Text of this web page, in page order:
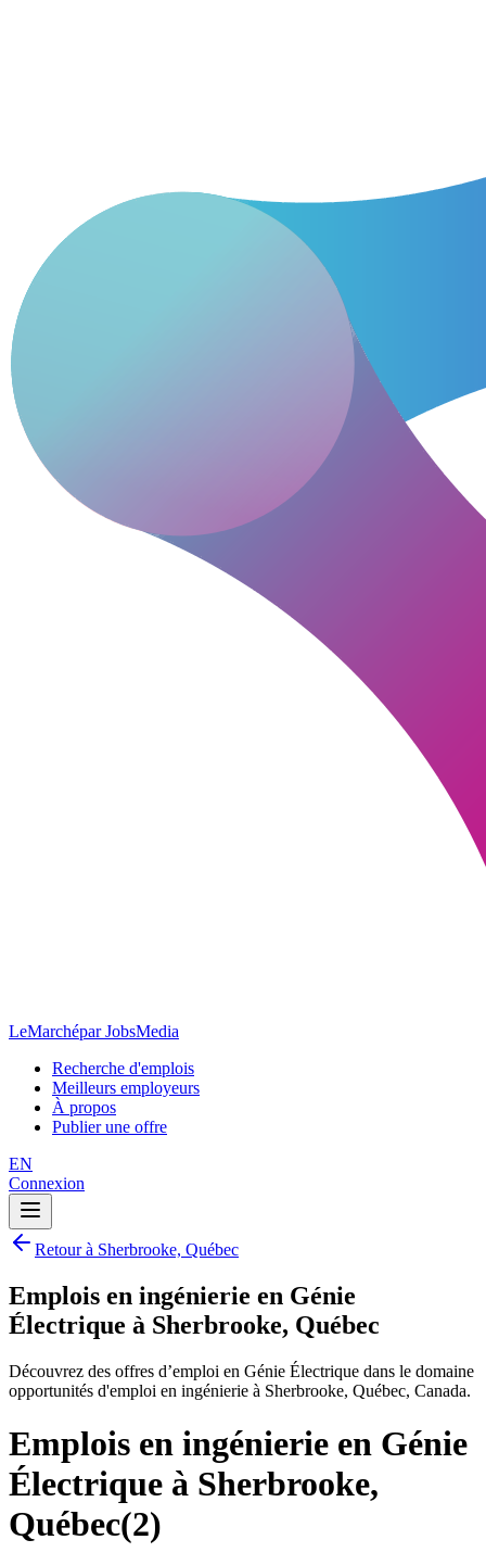
LeMarchépar JobsMedia
Recherche d'emplois
Meilleurs employeurs
À propos
Publier une offre
EN
Connexion
Retour à Sherbrooke, Québec
Emplois en ingénierie en Génie
Électrique à Sherbrooke, Québec
Découvrez des offres d’emploi en Génie Électrique dans le domaine
opportunités d'emploi en ingénierie à Sherbrooke, Québec, Canada.
Emplois en ingénierie en Génie
Électrique à Sherbrooke,
Québec(2)